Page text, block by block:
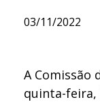
03/11/2022
A Comissão
quinta-feira,